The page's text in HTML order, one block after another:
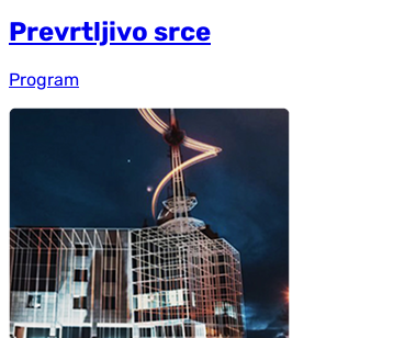
Prevrtljivo srce
Program